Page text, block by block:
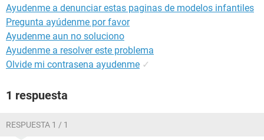
Ayudenme a denunciar estas paginas de modelos infantiles
Pregunta ayúdenme por favor
Ayudenme aun no soluciono
Ayudenme a resolver este problema
Olvide mi contrasena ayudenme ✓
1 respuesta
RESPUESTA 1 / 1